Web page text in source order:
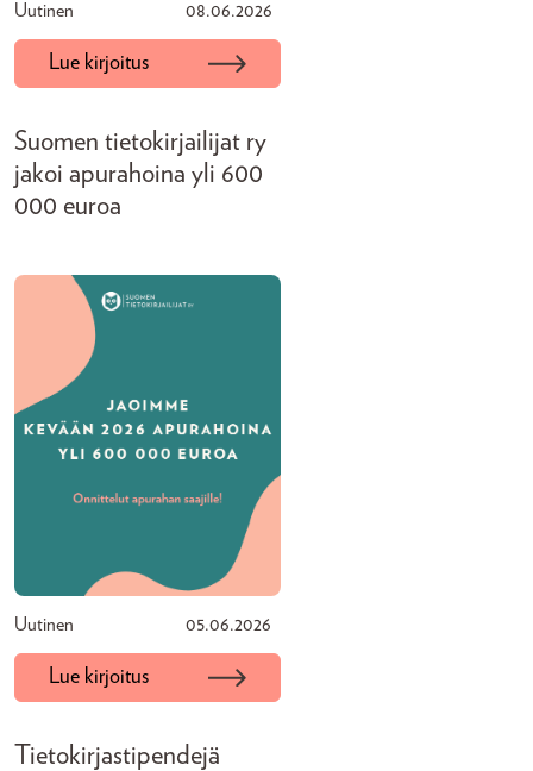
Uutinen 08.06.2026
Lue kirjoitus
Suomen tietokirjailijat ry
jakoi apurahoina yli 600
000 euroa
Uutinen 05.06.2026
Lue kirjoitus
Tietokirjastipendejä